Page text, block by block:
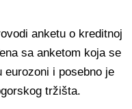
anketu o kreditnoj
sa anketom koja se
eurozoni i posebno je
tržišta.